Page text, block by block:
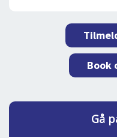
Book
Gå